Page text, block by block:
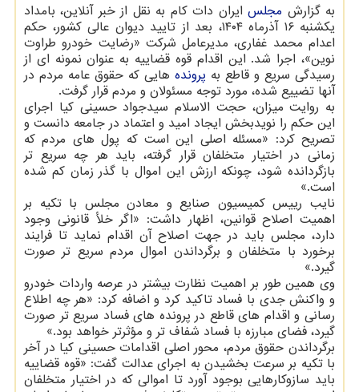
به گزارش مجلسایران دات کام به نقل از خبر آنلاین، بامداد
یکشنبه ۱۶ آذرماه ۱۴۰۴، بعد از تایید دیوان عالی کشور، حکم
اعدام محمد غفاری، مدیرعامل شرکت «رضایت خودرو طراوت
نوین»، اجرا شد. این اقدام قوه قضاییه به عنوان نمونه ای از
رسیدگی سریع و قاطع به پرونده هایی که حقوق عامه مردم در
آنها تضییع شده، مورد توجه مسئولان و مردم قرار گرفت.
به روایت میزان، حجت الاسلام سیدجواد حسینی کیا اجرای
این حکم را نویدبخش ایجاد امید و اعتماد در جامعه دانست و
تصریح کرد: «مسئله اصلی این است که پول های مردم که
زمانی در اختیار متخلفان قرار گرفته، باید هر چه سریع تر
بازگردانده شود، چونکه ارزش این اموال با گذر زمان کم شده
است.»
نایب رییس کمیسیون صنایع و معادن مجلس با تکیه بر
اهمیت اصلاح قوانین، اظهار داشت: «اگر خلأ قانونی وجود
دارد، مجلس باید در جهت اصلاح آن اقدام نماید تا فرایند
برخورد با متخلفان و برگرداندن اموال مردم سریع تر صورت
گیرد.»
وی همین طور بر اهمیت نظارت بیشتر در عرصه واردات خودرو
و واکنش جدی با فساد تاکید کرد و اضافه کرد: «هر چه اطلاع
رسانی و اقدام های قاطع در پرونده های فساد سریع تر صورت
گیرد، فضای مبارزه با فساد شفاف تر و مؤثرتر خواهد بود.»
برگرداندن حقوق مردم، محور اصلی اقدامات حسینی کیا در آخر
با تکیه بر سرعت بخشیدن به اجرای عدالت گفت: «قوه قضاییه
باید سازوکارهایی بوجود آورد تا اموالی که در اختیار متخلفان